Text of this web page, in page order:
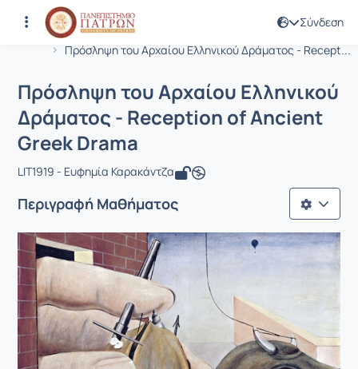
Σύνδεση
Αρχική Σελίδα
Πρόσληψη του Αρχαίου Ελληνικού Δράματος - Recept...
Μάθημα : Πρόσληψη του Αρχαίου
Κωδικός : LIT1919
Πρόσληψη του Αρχαίου Ελληνικού
Δράματος - Reception of Ancient
Greek Drama
LIT1919 - Ευφημία Καρακάντζα
Περιγραφή Μαθήματος